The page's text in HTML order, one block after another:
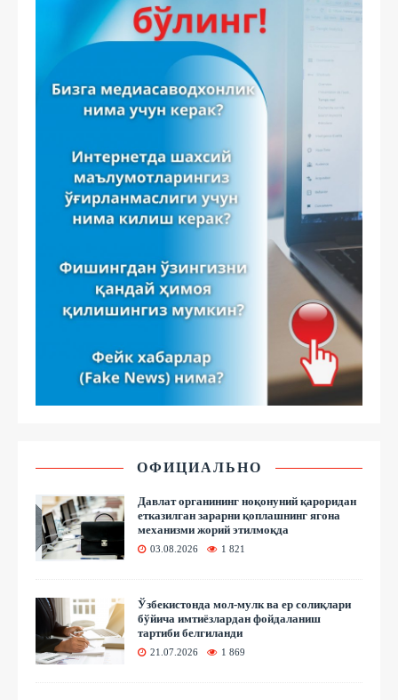
ОФИЦИАЛЬНО
Давлат органининг ноқонуний қароридан
етказилган зарарни қоплашнинг ягона
механизми жорий этилмоқда
03.08.2026 1 821
Ўзбекистонда мол-мулк ва ер солиқлари
бўйича имтиёзлардан фойдаланиш
тартиби белгиланди
21.07.2026 1 869